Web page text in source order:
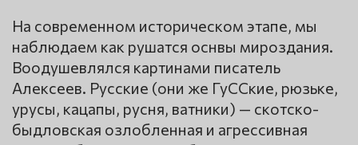
На современном историческом этапе, мы
наблюдаем как рушатся оснвы мироздания.
Воодушевлялся картинами писатель
Алексеев. Русские (они же ГуССкие, рюзьке,
урусы, кацапы, русня, ватники) — скотско-
быдловская озлобленная и агрессивная